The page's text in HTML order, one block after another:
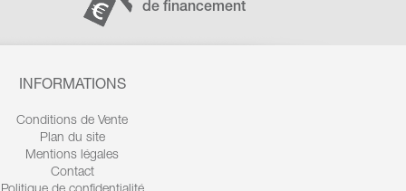
de financement
INFORMATIONS
Conditions de Vente
Plan du site
Mentions légales
Contact